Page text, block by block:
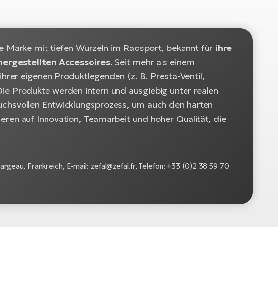
Marke mit tiefen Wurzeln im Radsport, bekannt für ihre
Accessoires. Seit mehr als einem
eigenen Produktlegenden (z. B. Presta-Ventil,
Produkte werden intern und ausgiebig unter realen
Entwicklungsprozess, um auch den harten
auf Innovation, Teamarbeit und hoher Qualität, die
Frankreich, E-mail: zefal@zefal.fr, Telefon: +33 (0)2 38 59 70